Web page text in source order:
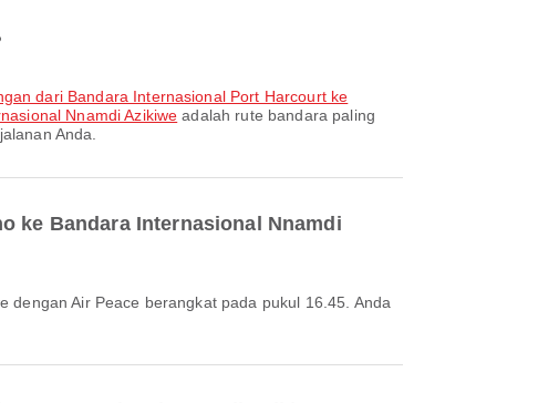
dari Bandara Internasional Port Harcourt ke
Nnamdi Azikiwe adalah rute bandara paling
Anda.
ke Bandara Internasional Nnamdi